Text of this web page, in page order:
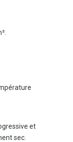
et
sec.